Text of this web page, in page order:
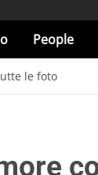
People
le foto